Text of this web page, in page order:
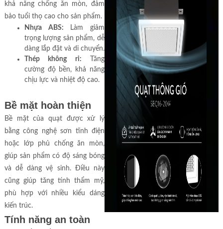
khả năng chống ăn mòn, đảm
bảo tuổi thọ cao cho sản phẩm.
Nhựa ABS: Làm giảm
trọng lượng sản phẩm, dễ
dàng lắp đặt và di chuyển.
Thép không rỉ: Tăng
cường độ bền, khả năng
chịu lực và nhiệt độ cao.
Bề mặt hoàn thiện
Bề mặt của quạt được xử lý
bằng công nghệ sơn tĩnh điện
hoặc lớp phủ chống ăn mòn,
giúp sản phẩm có độ sáng bóng
và dễ dàng vệ sinh. Điều này
cũng giúp tăng tính thẩm mỹ,
phù hợp với nhiều kiểu dáng
kiến trúc.
Tính năng an toàn